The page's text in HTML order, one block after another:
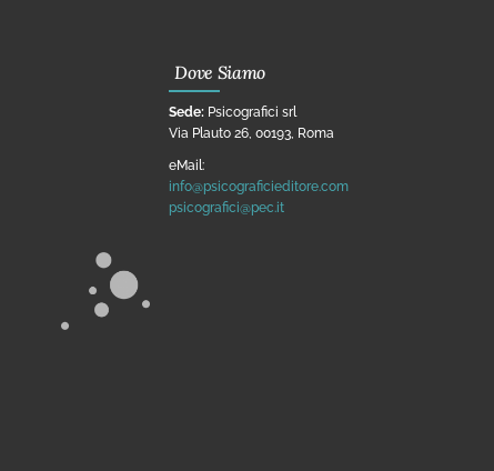
Dove Siamo
Sede: Psicografici srl
Via Plauto 26, 00193, Roma
eMail:
info@psicograficieditore.com
psicografici@pec.it